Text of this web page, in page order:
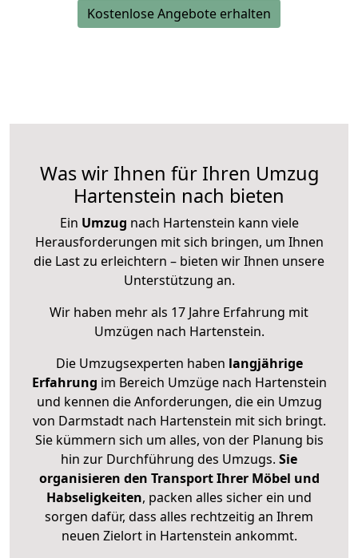
Kostenlose Angebote erhalten
Was wir Ihnen für Ihren Umzug
Hartenstein nach bieten
Ein Umzug nach Hartenstein kann viele
Herausforderungen mit sich bringen, um Ihnen
die Last zu erleichtern – bieten wir Ihnen unsere
Unterstützung an.
Wir haben mehr als 17 Jahre Erfahrung mit
Umzügen nach Hartenstein.
Die Umzugsexperten haben langjährige
Erfahrung im Bereich Umzüge nach Hartenstein
und kennen die Anforderungen, die ein Umzug
von Darmstadt nach Hartenstein mit sich bringt.
Sie kümmern sich um alles, von der Planung bis
hin zur Durchführung des Umzugs. Sie
organisieren den Transport Ihrer Möbel und
Habseligkeiten, packen alles sicher ein und
sorgen dafür, dass alles rechtzeitig an Ihrem
neuen Zielort in Hartenstein ankommt.